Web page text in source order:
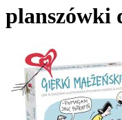
planszówki